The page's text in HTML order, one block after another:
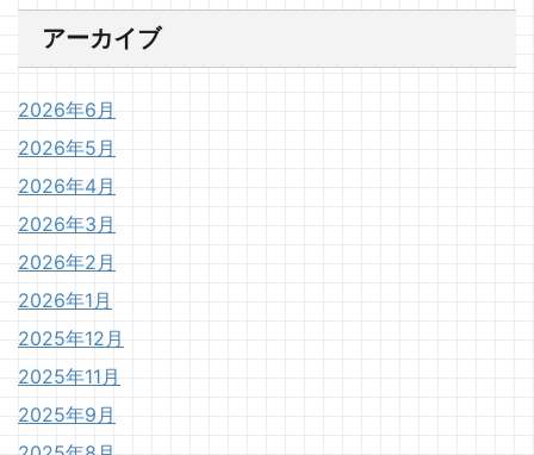
アーカイブ
2026年6月
2026年5月
2026年4月
2026年3月
2026年2月
2026年1月
2025年12月
2025年11月
2025年9月